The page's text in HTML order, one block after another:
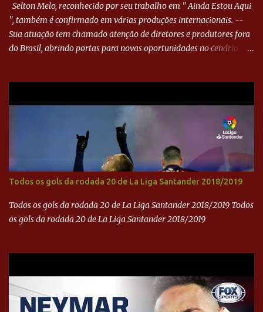
Selton Melo, reconhecido por seu trabalho em " Ainda Estou Aqui
", também é confirmado em várias produções internacionais. --
Sua atuação tem chamado atenção de diretores e produtores fora
do Brasil, abrindo portas para novas oportunidades no cenário
Todos os gols da rodada 20 de La Liga Santander 2018/2019
Todos os gols da rodada 20 de La Liga Santander 2018/2019 Todos
os gols da rodada 20 de La Liga Santander 2018/2019